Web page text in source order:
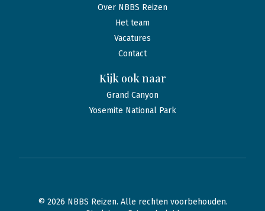
Over NBBS Reizen
Het team
Vacatures
Contact
Kijk ook naar
Grand Canyon
Yosemite National Park
© 2026 NBBS Reizen. Alle rechten voorbehouden.